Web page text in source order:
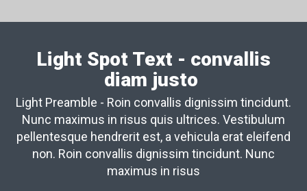
Light Spot Text - convallis
diam justo
Light Preamble - Roin convallis dignissim tincidunt.
Nunc maximus in risus quis ultrices. Vestibulum
pellentesque hendrerit est, a vehicula erat eleifend
non. Roin convallis dignissim tincidunt. Nunc
maximus in risus